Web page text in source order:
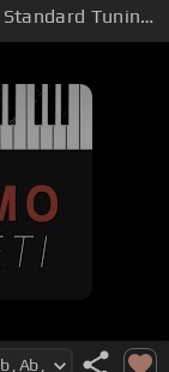
Standard Tuning (EADGBE)